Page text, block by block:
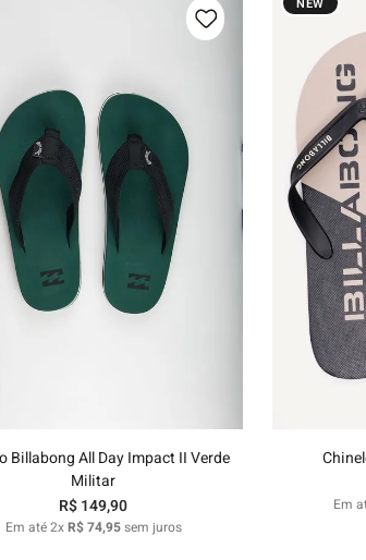
Billabong All Day Impact II Verde
Militar
R$149,90
Em até2xR$74,95sem juros
37/
Em